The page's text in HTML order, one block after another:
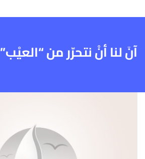
آنَ لنا أنْ نتحرّر من “العيْب”